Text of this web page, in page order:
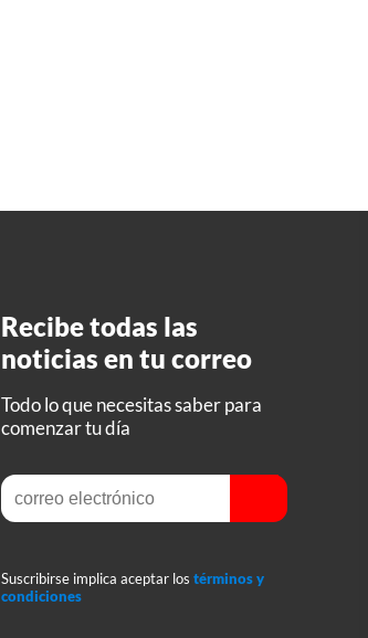
Recibe todas las
noticias en tu correo
Todo lo que necesitas saber para
comenzar tu día
Suscribirse implica aceptar los términos y
condiciones